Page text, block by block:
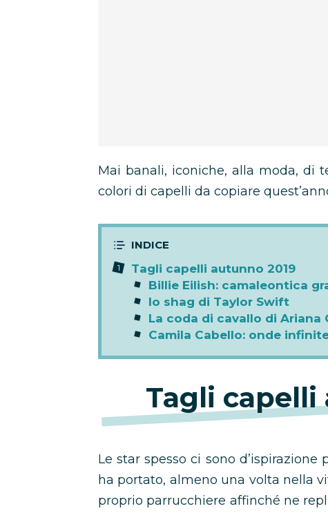
Mai banali, iconiche, alla moda, di
colori di capelli da copiare
Tagli capelli autunno 2019
Billie Eilish: camaleontica
lo shag di Taylor Swift
La coda di cavallo di Ariana
Camila Cabello: onde
Tagli capelli
Le star spesso ci sono
ha portato, almeno una volta nella
proprio parrucchiere affinché ne